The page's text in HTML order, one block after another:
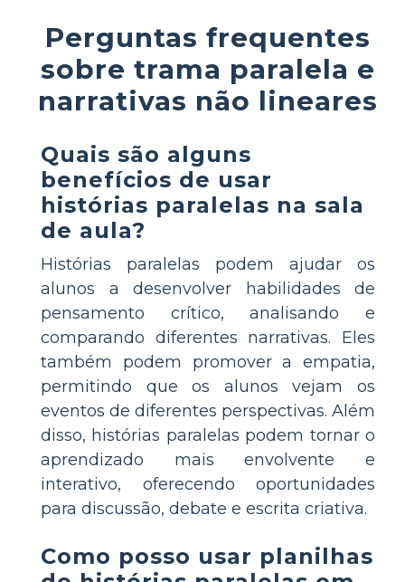
Perguntas frequentes
sobre trama paralela e
narrativas não lineares
Quais são alguns
benefícios de usar
histórias paralelas na sala
de aula?
Histórias paralelas podem ajudar os
alunos a desenvolver habilidades de
pensamento crítico, analisando e
comparando diferentes narrativas. Eles
também podem promover a empatia,
permitindo que os alunos vejam os
eventos de diferentes perspectivas. Além
disso, histórias paralelas podem tornar o
aprendizado mais envolvente e
interativo, oferecendo oportunidades
para discussão, debate e escrita criativa.
Como posso usar planilhas